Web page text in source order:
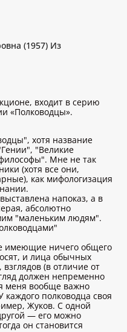
(1957) Из
входит в серию
«Полководцы».
хотя название
"Великие
Мне не так
(хотя все они,
как мифологизация
напоказ, а в
абсолютно
"маленьким людям".
имеющие ничего общего
и лица обычных
(в отличие от
должен непременно
меня вообще важно
полководца своя
Жуков. С одной
— его можно
он становится